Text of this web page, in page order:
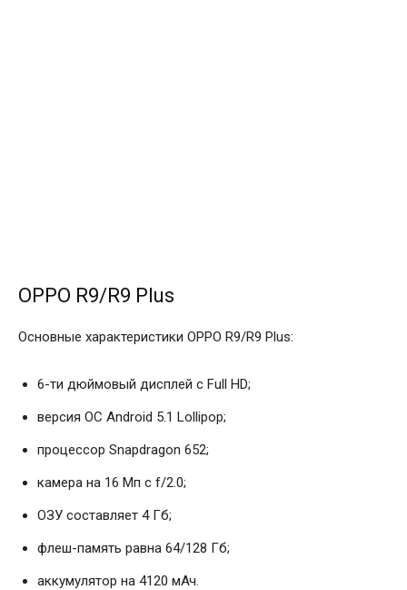
OPPO R9/R9 Plus
Основные характеристики OPPO R9/R9 Plus:
6-ти дюймовый дисплей с Full HD;
версия ОС Android 5.1 Lollipop;
процессор Snapdragon 652;
камера на 16 Мп с f/2.0;
ОЗУ составляет 4 Гб;
флеш-память равна 64/128 Гб;
аккумулятор на 4120 мАч.